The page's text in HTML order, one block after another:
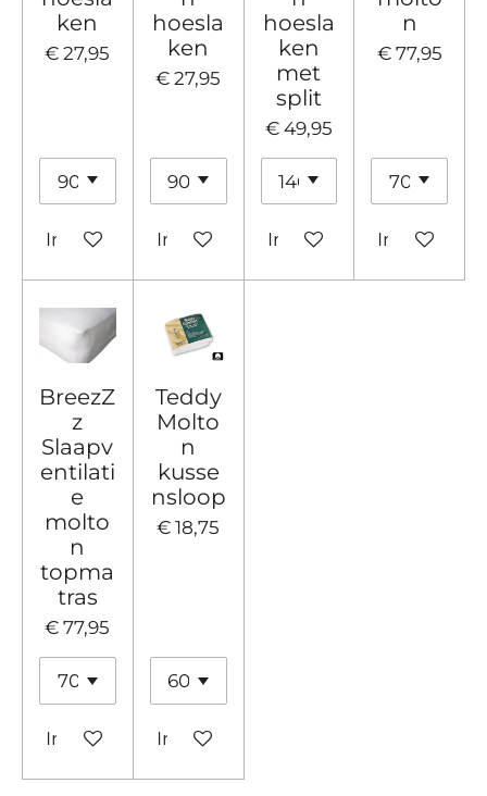
ken
€ 27,95
In winkelwagen
hoesla
ken
€ 27,95
In winkelwagen
hoesla
ken
met
split
€ 49,95
In winkelwagen
n
€ 77,95
In
BreezZ
z
Slaapv
entilati
e
molto
n
topma
tras
€ 77,95
In winkelwagen
Teddy
Molto
n
kusse
nsloop
€ 18,75
In winkelwagen